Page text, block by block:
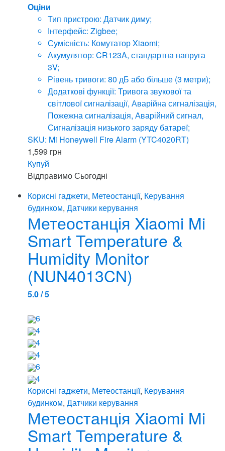
Оціни
Тип пристрою: Датчик диму;
Інтерфейс: Zigbee;
Сумісність: Комутатор Xiaomi;
Акумулятор: CR123A, стандартна напруга
3V;
Рівень тривоги: 80 дБ або більше (3 метри);
Додаткові функції: Тривога звукової та
світлової сигналізації, Аварійна сигналізація,
Пожежна сигналізація, Аварійний сигнал,
Сигналізація низького заряду батареї;
SKU: Mi Honeywell Fire Alarm (YTC4020RT)
1,599 грн
Купуй
ВідправимоСьогодні
Корисні гаджети, Метеостанції, Керування
будинком, Датчики керування
Метеостанція Xiaomi Mi
Smart Temperature &
Humidity Monitor
(NUN4013CN)
5.0 / 5
6
4
4
4
6
4
Корисні гаджети, Метеостанції, Керування
будинком, Датчики керування
Метеостанція Xiaomi Mi
Smart Temperature &